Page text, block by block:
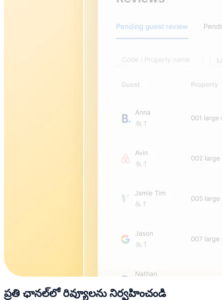
ప్రతి ఛానల్‌లో రివ్యూలను నిర్వహించండి